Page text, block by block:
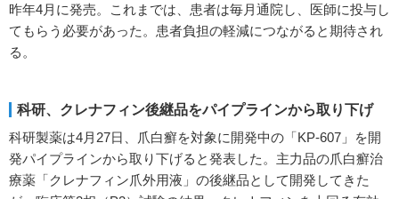
昨年4月に発売。これまでは、患者は毎月通院し、医師に投与し
てもらう必要があった。患者負担の軽減につながると期待され
る。
科研、クレナフィン後継品をパイプラインから取り下げ
科研製薬は4月27日、爪白癬を対象に開発中の「KP-607」を開
発パイプラインから取り下げると発表した。主力品の爪白癬治
療薬「クレナフィン爪外用液」の後継品として開発してきた